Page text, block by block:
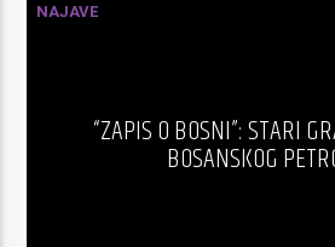
NAJAVE
“ZAPIS O BOSNI”: STARI
BOSANSKOG